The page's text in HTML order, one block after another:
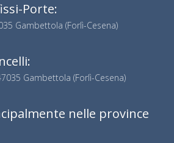
Porte:
Gambettola (Forlì-Cesena)
Gambettola (Forlì-Cesena)
nelle province